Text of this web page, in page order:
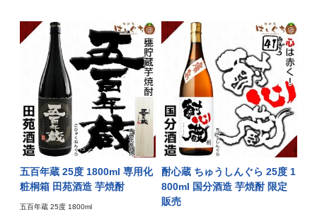
五百年蔵 25度 1800ml 専用化
粧桐箱 田苑酒造 芋焼酎
五百年蔵 25度 1800ml
酎心蔵 ちゅうしんぐら 25度 1
800ml 国分酒造 芋焼酎 限定
販売